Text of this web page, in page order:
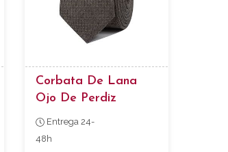
Corbata De Lana
Ojo De Perdiz
Entrega 24-
48h